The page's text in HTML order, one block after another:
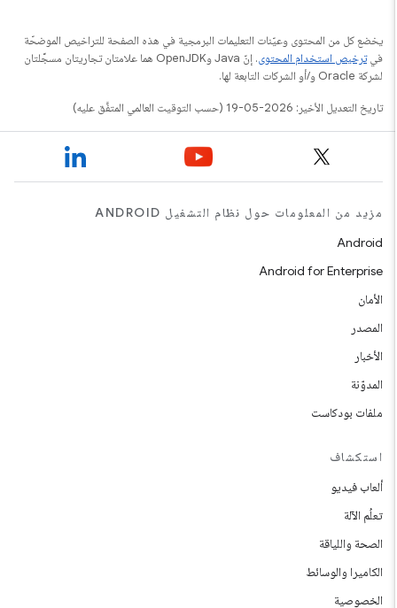
يخضع كل من المحتوى وعيّنات التعليمات البرمجية في هذه الصفحة للتراخيص الموضحّة
في ترخيص استخدام المحتوى
. إنّ Java وOpenJDK هما علامتان تجاريتان مسجَّلتان
لشركة Oracle و/أو الشركات التابعة لها.
تاريخ التعديل الأخير: 2026-05-19 (حسب التوقيت العالمي المتفَّق عليه)
مزيد من المعلومات حول نظام التشغيل ANDROID
Android
Android for Enterprise
الأمان
المصدر
الأخبار
المدوّنة
ملفات بودكاست
استكشاف
ألعاب فيديو
تعلُم الآلة
الصحة واللياقة
الكاميرا والوسائط
الخصوصية